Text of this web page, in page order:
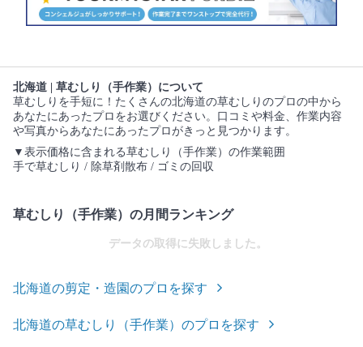
北海道 | 草むしり（手作業）について
草むしりを手短に！たくさんの北海道の草むしりのプロの中から
あなたにあったプロをお選びください。口コミや料金、作業内容
や写真からあなたにあったプロがきっと見つかります。
▼表示価格に含まれる草むしり（手作業）の作業範囲
手で草むしり / 除草剤散布 / ゴミの回収
草むしり（手作業）の月間ランキング
データの取得に失敗しました。
北海道の剪定・造園のプロを探す
北海道の草むしり（手作業）のプロを探す